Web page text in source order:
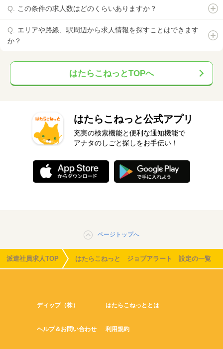
この条件の求人数はどのくらいありますか？
エリアや路線、駅周辺から求人情報を探すことはできます
か？
はたらこねっとTOPへ
はたらこねっと公式アプリ
充実の検索機能と便利な通知機能で
アナタのしごと探しをお手伝い！
ページトップへ
派遣社員求人TOP はたらこねっと ジョブアラート 設定の一覧
ディップ（株） はたらこねっととは
ヘルプ＆お問い合わせ 利用規約